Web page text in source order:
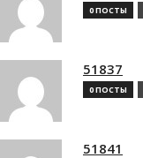
0 ПОСТЫ
51837
0 ПОСТЫ
51841